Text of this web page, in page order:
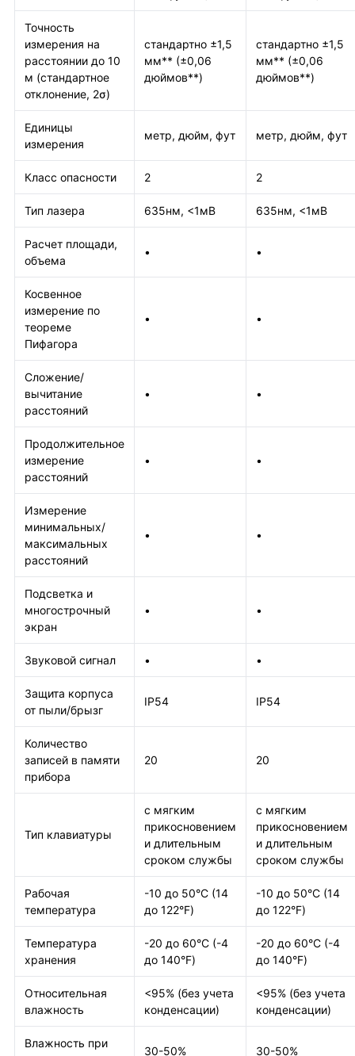
Точность
измерения на
расстоянии до 10
м (стандартное
отклонение, 2σ)
стандартно ±1,5
мм** (±0,06
дюймов**)
стандартно ±1,5
мм** (±0,06
дюймов**)
Единицы
измерения
метр, дюйм, фут метр, дюйм, фут
Класс опасности 2 2
Тип лазера 635нм, <1мВ 635нм, <1мВ
Расчет площади,
объема
• •
Косвенное
измерение по
теореме
Пифагора
• •
Сложение/
вычитание
расстояний
• •
Продолжительное
измерение
расстояний
• •
Измерение
минимальных/
максимальных
расстояний
• •
Подсветка и
многострочный
экран
• •
Звуковой сигнал • •
Защита корпуса
от пыли/брызг
IP54 IP54
Количество
записей в памяти
прибора
20 20
Тип клавиатуры
с мягким
прикосновением
и длительным
сроком службы
с мягким
прикосновением
и длительным
сроком службы
Рабочая
температура
-10 до 50°С (14
до 122°F)
-10 до 50°С (14
до 122°F)
Температура
хранения
-20 до 60°С (-4
до 140°F)
-20 до 60°С (-4
до 140°F)
Относительная
влажность
<95% (без учета
конденсации)
<95% (без учета
конденсации)
Влажность при
30-50% 30-50%